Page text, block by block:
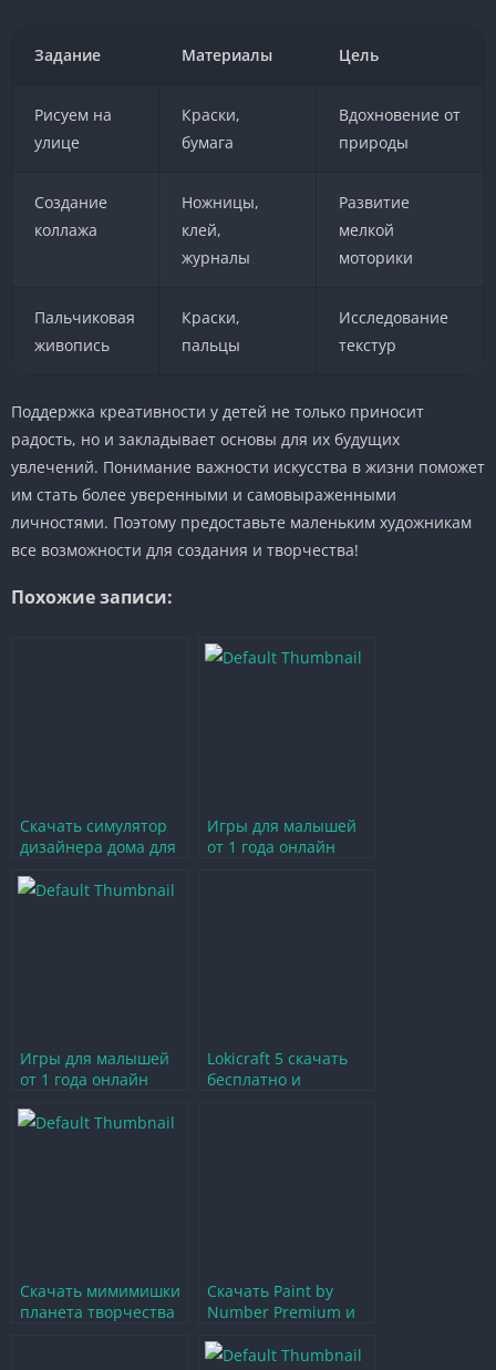
Задание Материалы Цель
Рисуем на
улице
Краски,
бумага
Вдохновение от
природы
Создание
коллажа
Ножницы,
клей,
журналы
Развитие
мелкой
моторики
Пальчиковая
живопись
Краски,
пальцы
Исследование
текстур
Поддержка креативности у детей не только приносит
радость, но и закладывает основы для их будущих
увлечений. Понимание важности искусства в жизни поможет
им стать более уверенными и самовыраженными
личностями. Поэтому предоставьте маленьким художникам
все возможности для создания и творчества!
Похожие записи:
Скачать симулятор
дизайнера дома для
вдохновения
Игры для малышей
от 1 года онлайн
Игры для малышей
от 1 года онлайн
веселого обучения
Lokicraft 5 скачать
бесплатно и
Скачать мимимишки
планета творчества
Скачать Paint by
Number Premium и
творчества